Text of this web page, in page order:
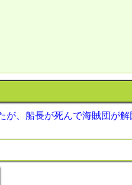
、船長が死んで海賊団が